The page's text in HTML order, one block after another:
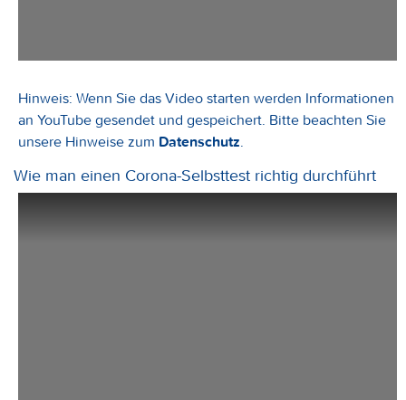
Hinweis: Wenn Sie das Video starten werden Informationen
an YouTube gesendet und gespeichert. Bitte beachten Sie
unsere Hinweise zum Datenschutz.
Wie man einen Corona-Selbsttest richtig durchführt